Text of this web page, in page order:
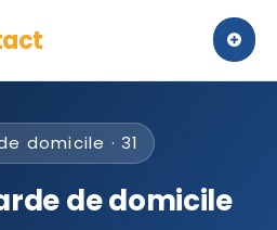
domicile · 31
de domicile